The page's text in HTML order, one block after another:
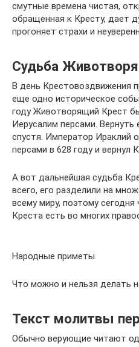
смутные времена чистая,
обращенная к Кресту, дает
прогоняет страхи и
Судьба
В день Крестовоздвижения
еще одно историческое
году Животворящий Крест
Иерусалим персами. Вернуть
спустя. Император Ираклий
персами в 628 году и вернул
А вот дальнейшая судьба
всего, его разделили на
всему миру, поэтому
Креста есть во многих
Народные приметы
Что можно и нельзя делать
Текст молитвы
Обычно верующие читают